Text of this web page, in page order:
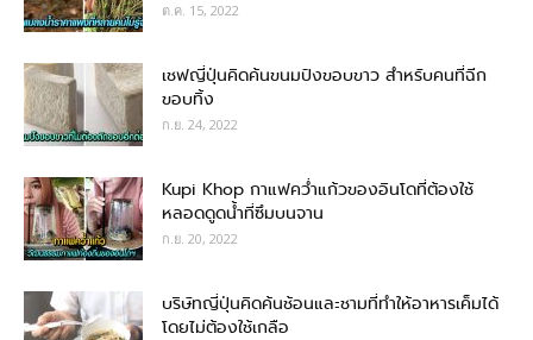
ต.ค. 15, 2022
เชฟญี่ปุ่นคิดค้นขนมปังขอบขาว สำหรับคนที่ฉีก
ขอบทิ้ง
ก.ย. 24, 2022
Kupi Khop กาแฟคว่ำแก้วของอินโดที่ต้องใช้
หลอดดูดน้ำที่ซึมบนจาน
ก.ย. 20, 2022
บริษัทญี่ปุ่นคิดค้นช้อนและชามที่ทำให้อาหารเค็มได้
โดยไม่ต้องใช้เกลือ